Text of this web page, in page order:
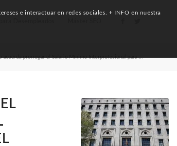
acuerda prorrogar el Salario Mínimo Interprofesional para ...
e interactuar en redes sociales. + INFO en nuestra